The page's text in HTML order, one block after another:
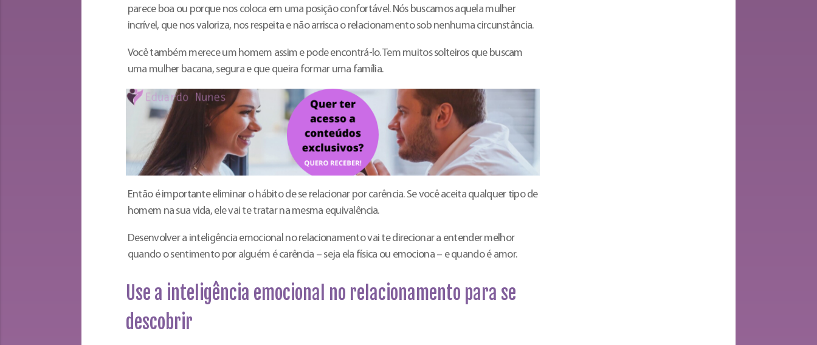
parece boa ou porque nos coloca em uma posição confortável. Nós buscamos aquela mulher
incrível, que nos valoriza, nos respeita e não arrisca o relacionamento sob nenhuma circunstância.
Você também merece um homem assim e pode encontrá-lo. Tem muitos solteiros que buscam
uma mulher bacana, segura e que queira formar uma família.
Então é importante eliminar o hábito de se relacionar por carência. Se você aceita qualquer tipo de
homem na sua vida, ele vai te tratar na mesma equivalência.
Desenvolver a inteligência emocional no relacionamento vai te direcionar a entender melhor
quando o sentimento por alguém é carência – seja ela física ou emociona – e quando é amor.
Use a inteligência emocional no relacionamento para se
descobrir